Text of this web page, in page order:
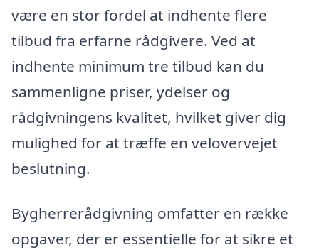
være en stor fordel at indhente flere
tilbud fra erfarne rådgivere. Ved at
indhente minimum tre tilbud kan du
sammenligne priser, ydelser og
rådgivningens kvalitet, hvilket giver dig
mulighed for at træffe en velovervejet
beslutning.
Bygherrerådgivning omfatter en række
opgaver, der er essentielle for at sikre et